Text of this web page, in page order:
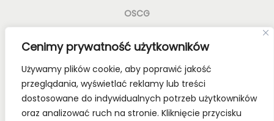
Cenimy prywatność użytkowników
Używamy plików cookie, aby poprawić jakość
przeglądania, wyświetlać reklamy lub treści
dostosowane do indywidualnych potrzeb użytkowników
oraz analizować ruch na stronie. Kliknięcie przycisku
OSCG
styl życia!
Bądź z nami na bieżąco, dołącz do naszych mediów
społecznościowych.